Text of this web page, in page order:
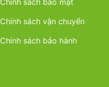
Chính sách bảo mật
Chính sách vận chuyển
Chính sách bảo hành